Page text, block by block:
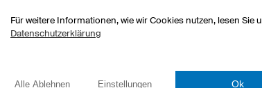
Die Freiheit auch
Qualität überzeugt
Für weitere Informationen, wie wir Cookies nutzen, lesen Sie
Datenschutzerklärung
Alle Ablehnen Einstellungen Ok